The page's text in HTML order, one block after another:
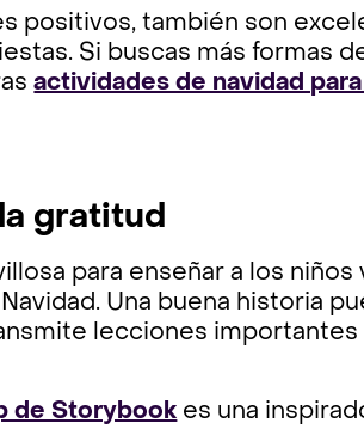
positivos, también son
Si buscas más formas
actividades de navidad
gratitud
para enseñar a los niños
Una buena historia
lecciones importantes
de Storybook es una